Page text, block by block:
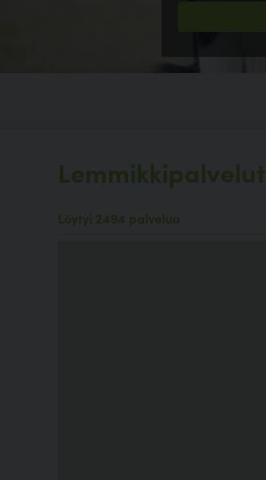
Lemmikkipalvelut
Löytyi 2494 palvelua